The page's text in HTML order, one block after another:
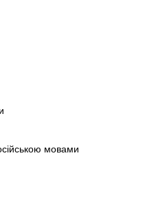
мовами